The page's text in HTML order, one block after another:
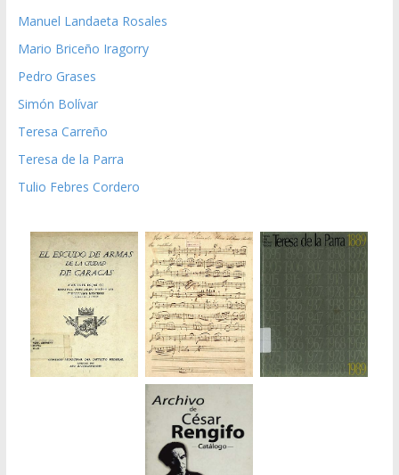
Manuel Landaeta Rosales
Mario Briceño Iragorry
Pedro Grases
Simón Bolívar
Teresa Carreño
Teresa de la Parra
Tulio Febres Cordero